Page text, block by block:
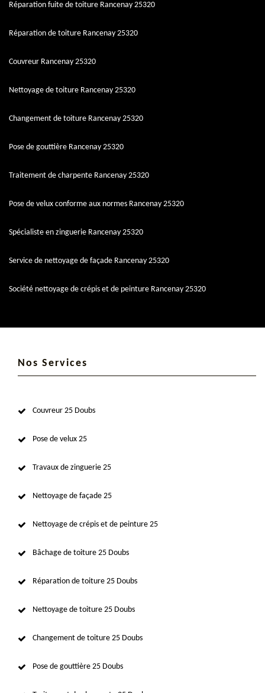
Réparation fuite de toiture Rancenay 25320
Réparation de toiture Rancenay 25320
Couvreur Rancenay 25320
Nettoyage de toiture Rancenay 25320
Changement de toiture Rancenay 25320
Pose de gouttière Rancenay 25320
Traitement de charpente Rancenay 25320
Pose de velux conforme aux normes Rancenay 25320
Spécialiste en zinguerie Rancenay 25320
Service de nettoyage de façade Rancenay 25320
Société nettoyage de crépis et de peinture Rancenay 25320
Nos Services
Couvreur 25 Doubs
Pose de velux 25
Travaux de zinguerie 25
Nettoyage de façade 25
Nettoyage de crépis et de peinture 25
Bâchage de toiture 25 Doubs
Réparation de toiture 25 Doubs
Nettoyage de toiture 25 Doubs
Changement de toiture 25 Doubs
Pose de gouttière 25 Doubs